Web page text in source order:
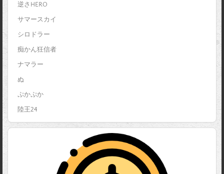
逆さHERO
サマースカイ
シロドラー
痴かん狂信者
ナマラー
ぬ
ぷかぷか
陸王24